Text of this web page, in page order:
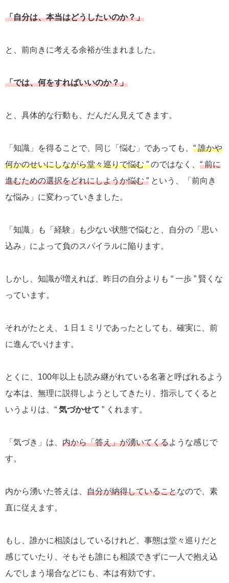
「自分は、本当はどうしたいのか？」
と、前向きに考える余裕が生まれました。
「では、何をすればいいのか？」
と、具体的な行動も、だんだん見えてきます。
「知識」を得ることで、同じ「悩む」であっても、 “ 誰かや
何かのせいにしながら堂々巡りで悩む ”のではなく、 “ 前に
進むための選択をどれにしようか悩む ” という、「前向き
な悩み」に変わっていきました。
「知識」も「経験」も少ない状態で悩むと、自分の「思い
込み」によって負のスパイラルに陥ります。
しかし、知識が増えれば、昨日の自分よりも “ 一歩 ” 賢くな
っています。
それがたとえ、１日１ミリであったとしても、確実に、前
に進んでいけます。
とくに、100年以上も読み継がれている名著と呼ばれるよう
な本は、無理に説得しようとしてきたり、指示してくると
いうよりは、“ 気づかせて ” くれます。
「気づき」は、 内から「答え」が湧いてくるような感じで
す。
内から湧いた答えは、 自分が納得していることなので、素
直に従えます。
もし、誰かに相談はしているけれど、事態は堂々巡りだと
感じていたり、そもそも誰にも相談できずに一人で抱え込
んでしまう場合などにも、本は有効です。